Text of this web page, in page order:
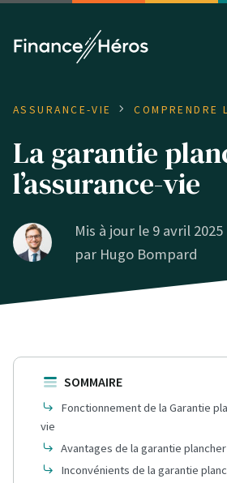
ASSURANCE-VIE COMPRENDRE
La garantie
l’assurance-vie
Mis à jour le 9 avril 2025
par Hugo Bompard
SOMMAIRE
Fonctionnement de la Garantie
vie
Avantages de la garantie
Inconvénients de la garantie